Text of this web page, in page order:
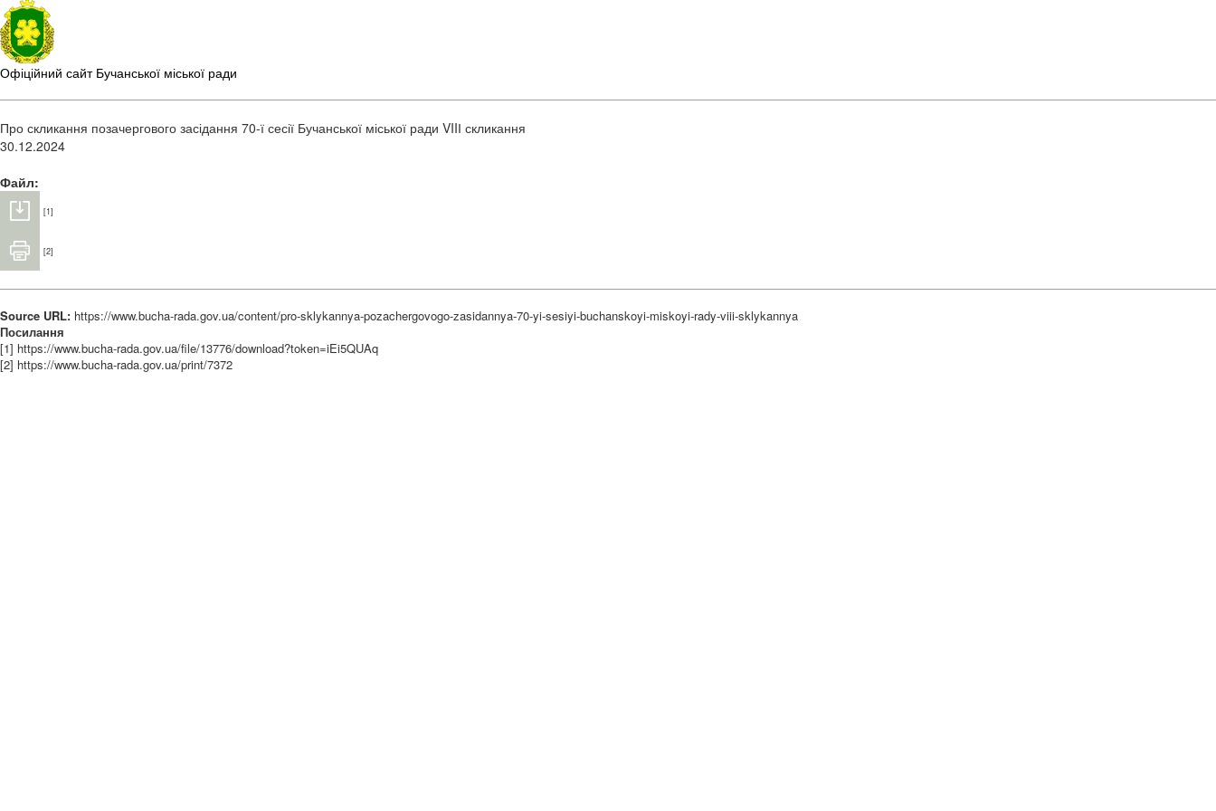
Офіційний сайт Бучанської міської ради
Про скликання позачергового засідання 70-ї сесії Бучанської міської ради VIIІ скликання
30.12.2024
Файл:
[1]
[2]
Source URL: https://www.bucha-rada.gov.ua/content/pro-sklykannya-pozachergovogo-zasidannya-70-yi-sesiyi-buchanskoyi-miskoyi-rady-viii-sklykannya
Посилання
[1] https://www.bucha-rada.gov.ua/file/13776/download?token=iEi5QUAq
[2] https://www.bucha-rada.gov.ua/print/7372